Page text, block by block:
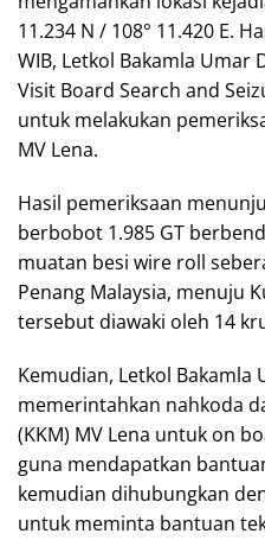
11.234 N / 108° 11.420 E.
WIB, Letkol Bakamla
Visit Board Search and
untuk melakukan
MV Lena.
Hasil pemeriksaan
berbobot 1.985 GT
muatan besi wire roll
Penang Malaysia, menuju
tersebut diawaki oleh 14
Kemudian, Letkol Bakamla
memerintahkan nahkoda
(KKM) MV Lena untuk on
guna mendapatkan
kemudian dihubungkan
untuk meminta bantuan